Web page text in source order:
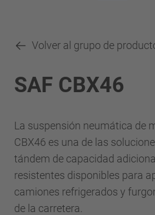
Volver al grupo de
SAF CBX46
La suspensión neumática de
CBX46 es una de las
tándem de capacidad
resistentes disponibles para
camiones refrigerados y
de la carretera.